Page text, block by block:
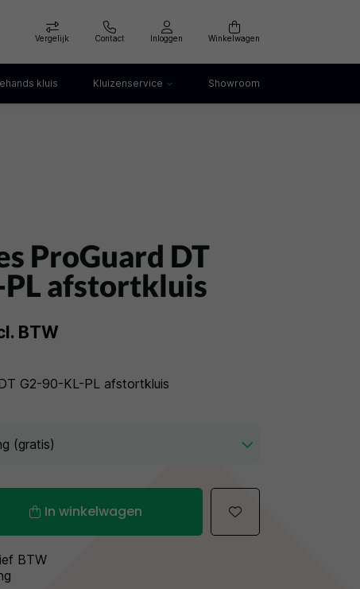
Vergelijk Contact Inloggen Winkelwagen
kluis Kluizenservice Showroom
ProGuard DT
PL afstortkluis
BTW
G2-90-KL-PL afstortkluis
In winkelwagen
BTW